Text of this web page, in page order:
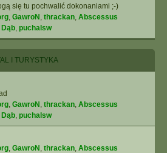
się tu pochwalić dokonaniami ;-)
, GawroN , thrackan, Abscessus
Dąb, puchalsw
I TURYSTYKA
, GawroN , thrackan, Abscessus
Dąb, puchalsw
, GawroN , thrackan, Abscessus